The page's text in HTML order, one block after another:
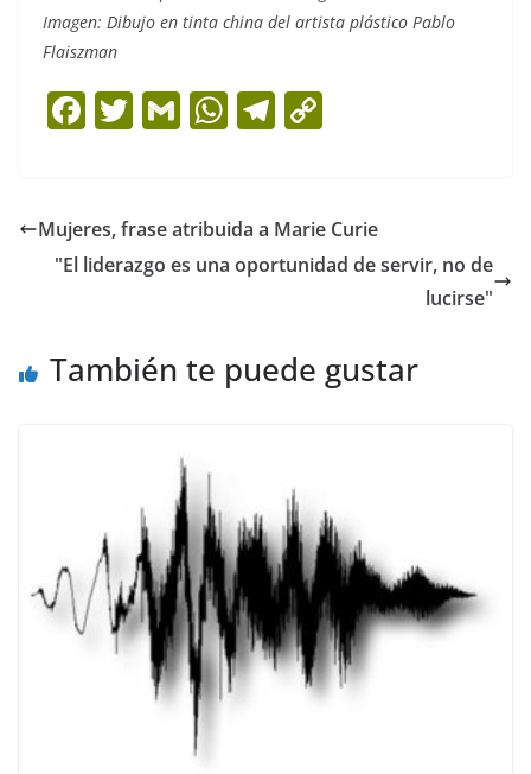
Imagen: Dibujo en tinta china del artista plástico Pablo
Flaiszman
F
e
b
k
T
er
G
l
W
s
A
T
gr
a
y
Li
Mujeres, frase atribuida a Marie Curie
"El liderazgo es una oportunidad de servir, no de
lucirse"
También te puede gustar